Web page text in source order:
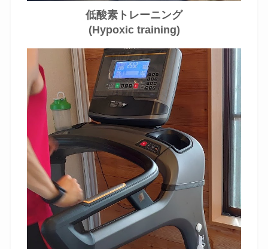
低酸素トレーニング
(Hypoxic training)